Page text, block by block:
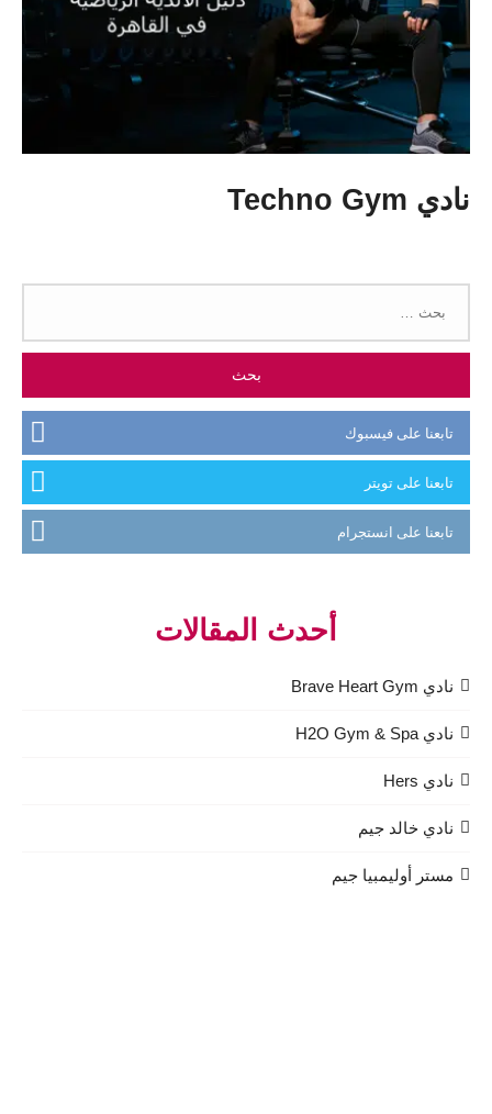
نادي Techno Gym
تابعنا على فيسبوك
تابعنا على تويتر
تابعنا على انستجرام
أحدث المقالات
نادي Brave Heart Gym
نادي H2O Gym & Spa
نادي Hers
نادي خالد جيم
مستر أوليمبيا جيم